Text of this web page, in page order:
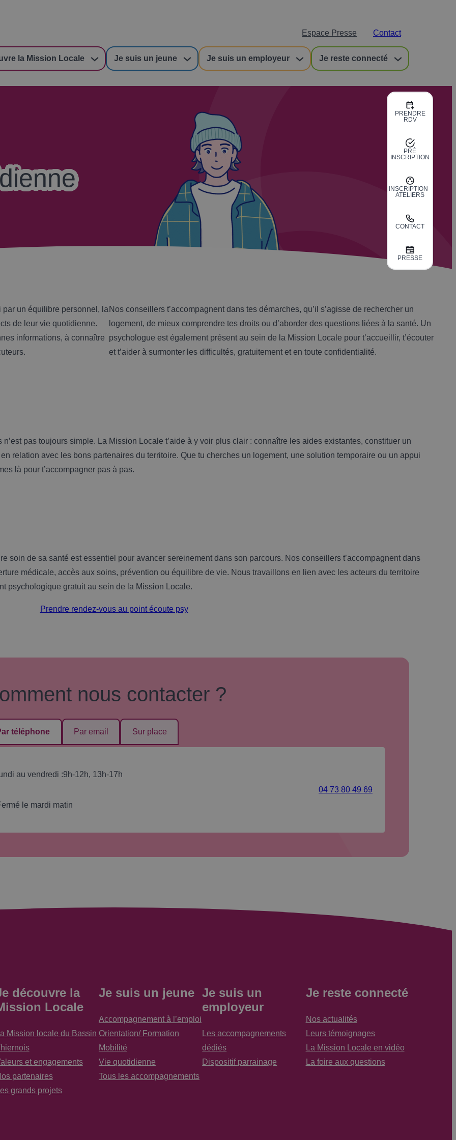
Espace Presse Contact
la Mission Locale Je suis un jeune Je suis un employeur Je reste connecté
par un équilibre personnel, la
de leur vie quotidienne.
informations, à connaître
Nos conseillers t’accompagnent dans tes démarches, qu’il s’agisse de rechercher un
logement, de mieux comprendre tes droits ou d’aborder des questions liées à la santé. Un
psychologue est également présent au sein de la Mission Locale pour t’accueillir, t’écouter
et t’aider à surmonter les difficultés, gratuitement et en toute confidentialité.
pas toujours simple. La Mission Locale t’aide à y voir plus clair : connaître les aides existantes, constituer un
relation avec les bons partenaires du territoire. Que tu cherches un logement, une solution temporaire ou un appui
là pour t’accompagner pas à pas.
soin de sa santé est essentiel pour avancer sereinement dans son parcours. Nos conseillers t’accompagnent dans
médicale, accès aux soins, prévention ou équilibre de vie. Nous travaillons en lien avec les acteurs du territoire
psychologique gratuit au sein de la Mission Locale.
Prendre rendez-vous au point écoute psy
nous contacter ?
téléphone Par email Sur place
au vendredi :9h-12h, 13h-17h
le mardi matin
04 73 80 49 69
découvre la
Locale
Mission locale du Bassin
et engagements
partenaires
grands projets
Je suis un jeune
Accompagnement à l’emploi
Orientation/ Formation
Mobilité
Vie quotidienne
Tous les accompagnements
Je suis un
employeur
Les accompagnements
dédiés
Dispositif parrainage
Je reste connecté
Nos actualités
Leurs témoignages
La Mission Locale en vidéo
La foire aux questions
PRENDRE
RDV
PRÉ
INSCRIPTION
INSCRIPTION
ATELIERS
CONTACT
PRESSE